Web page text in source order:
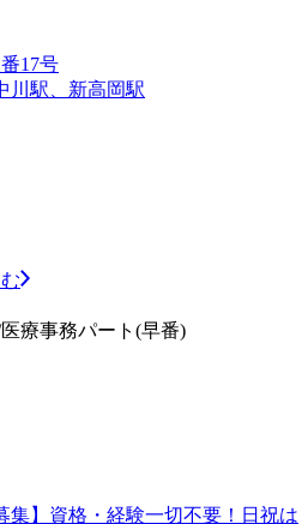
17号
川駅、新高岡駅
療事務パート(早番)
集】資格・経験一切不要！日祝は